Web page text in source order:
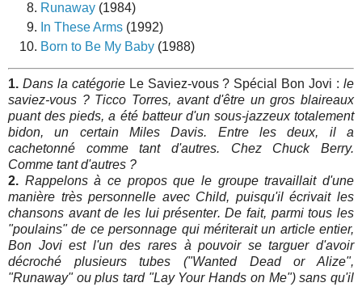
Runaway (1984)
In These Arms (1992)
Born to Be My Baby (1988)
1. Dans la catégorie Le Saviez-vous ? Spécial Bon Jovi : le
saviez-vous ? Ticco Torres, avant d'être un gros blaireaux
puant des pieds, a été batteur d'un sous-jazzeux totalement
bidon, un certain Miles Davis. Entre les deux, il a
cachetonné comme tant d'autres. Chez Chuck Berry.
Comme tant d'autres ?
2. Rappelons à ce propos que le groupe travaillait d'une
manière très personnelle avec Child, puisqu'il écrivait les
chansons avant de les lui présenter. De fait, parmi tous les
"poulains" de ce personnage qui mériterait un article entier,
Bon Jovi est l'un des rares à pouvoir se targuer d'avoir
décroché plusieurs tubes ("Wanted Dead or Alize",
"Runaway" ou plus tard "Lay Your Hands on Me") sans qu'il